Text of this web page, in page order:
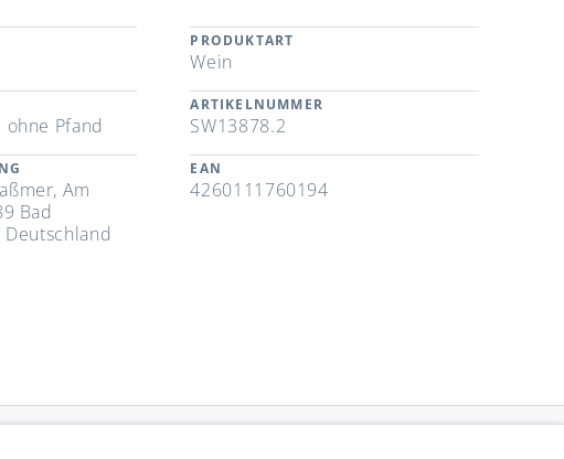
ohne Pfand
Am
Bad
Deutschland
PRODUKTART
Wein
ARTIKELNUMMER
SW13878.2
EAN
4260111760194